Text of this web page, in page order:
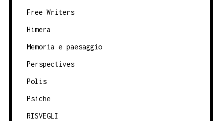
Free Writers
Himera
Memoria e paesaggio
Perspectives
Polis
Psiche
RISVEGLI